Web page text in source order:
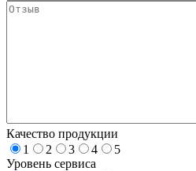
Качество продукции
1
2 3 4
5
Уровень сервиса